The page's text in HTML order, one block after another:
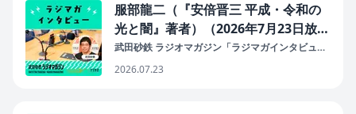
服部龍二（『安倍晋三 平成・令和の
光と闇』著者）（2026年7月23日放送
分）
武田砂鉄 ラジオマガジン「ラジマガインタビュ
2026.07.23